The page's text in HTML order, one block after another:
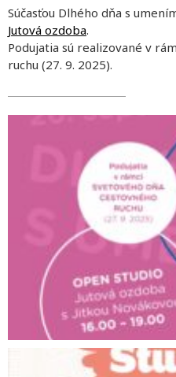
Súčasťou Dlhého dňa s
Jutová ozdoba.
Podujatia sú realizované v
ruchu (27. 9. 2025).